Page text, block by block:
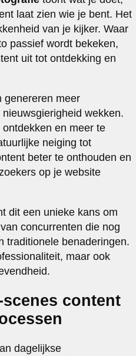
laat zien wie je bent. Het
van je kijker. Waar
passief wordt bekeken,
uit tot ontdekking en
genereren meer
wekken.
en meer te
neiging tot
beter te onthouden en
op je website
dit een unieke kans om
concurrenten die nog
traditionele benaderingen.
maar ook
content
dagelijkse